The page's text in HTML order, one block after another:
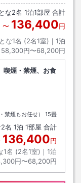
有馬口駅」（乗り換
→「有馬温泉駅」→下
約３０分）→有馬温泉
な2名 1泊1部屋 合計
〜 136,400円
な1名 (2名1室)｜ 1泊
58,300円〜68,200円
喫煙・禁煙、お食
禁煙もお任せ）
15畳
2名 1泊 1部屋 合計
136,400円
1名 (2名1室)｜ 1泊
円〜68,200円